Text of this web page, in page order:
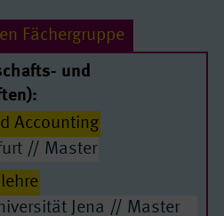
für Ingenieure und
of Science
Anthropocene
Fächergruppe
und
Accounting
// Master
Jena // Master